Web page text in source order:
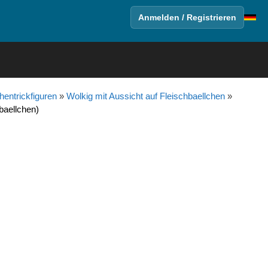
Anmelden / Registrieren
» Wolkig mit Aussicht auf Fleischbaellchen»